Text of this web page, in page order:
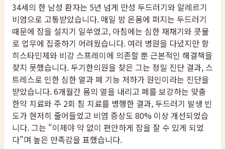
34세의 한 남성 환자는 5년 넘게 만성 두드러기와 알레르기
비염으로 고통받았습니다. 매일 밤 온몸에 퍼지는 두드러기
때문에 잠을 설치기 일쑤였고, 아침에는 심한 재채기와 콧물
로 업무에 집중하기 어려웠습니다. 여러 병원을 다녔지만 항
히스타민제와 비강 스프레이에 의존할 뿐 근본적인 해결책을
찾지 못했습니다. 두기한의원을 찾은 그는 정밀 진단 결과, 스
트레스로 인한 심한 열과 폐 기능 저하가 원인이라는 진단을
받았습니다. 6개월간 몸의 열을 내리고 폐를 보강하는 맞춤
한약 치료와 주 2회 침 치료를 병행한 결과, 두드러기 발생 빈
도가 현저히 줄어들었고 비염 증상도 80% 이상 개선되었습
니다. 그는 "이제야 약 없이 편안하게 잠을 잘 수 있게 되었
다"며 높은 만족감을 표했습니다.